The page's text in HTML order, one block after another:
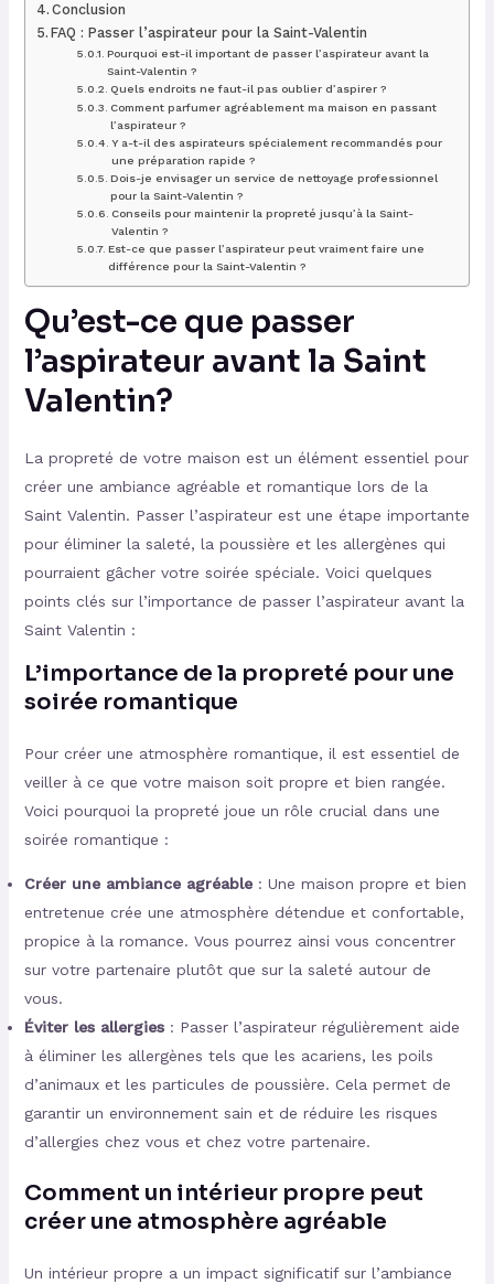
Conclusion
FAQ : Passer l’aspirateur pour la Saint-Valentin
Pourquoi est-il important de passer l’aspirateur avant la
Saint-Valentin ?
Quels endroits ne faut-il pas oublier d’aspirer ?
Comment parfumer agréablement ma maison en passant
l’aspirateur ?
Y a-t-il des aspirateurs spécialement recommandés pour
une préparation rapide ?
Dois-je envisager un service de nettoyage professionnel
pour la Saint-Valentin ?
Conseils pour maintenir la propreté jusqu’à la Saint-
Valentin ?
Est-ce que passer l’aspirateur peut vraiment faire une
différence pour la Saint-Valentin ?
Qu’est-ce que passer
l’aspirateur avant la Saint
Valentin?
La propreté de votre maison est un élément essentiel pour
créer une ambiance agréable et romantique lors de la
Saint Valentin. Passer l’aspirateur est une étape importante
pour éliminer la saleté, la poussière et les allergènes qui
pourraient gâcher votre soirée spéciale. Voici quelques
points clés sur l’importance de passer l’aspirateur avant la
Saint Valentin :
L’importance de la propreté pour une
soirée romantique
Pour créer une atmosphère romantique, il est essentiel de
veiller à ce que votre maison soit propre et bien rangée.
Voici pourquoi la propreté joue un rôle crucial dans une
soirée romantique :
Créer une ambiance agréable: Une maison propre et bien
entretenue crée une atmosphère détendue et confortable,
propice à la romance. Vous pourrez ainsi vous concentrer
sur votre partenaire plutôt que sur la saleté autour de
vous.
Éviter les allergies: Passer l’aspirateur régulièrement aide
à éliminer les allergènes tels que les acariens, les poils
d’animaux et les particules de poussière. Cela permet de
garantir un environnement sain et de réduire les risques
d’allergies chez vous et chez votre partenaire.
Comment un intérieur propre peut
créer une atmosphère agréable
Un intérieur propre a un impact significatif sur l’ambiance